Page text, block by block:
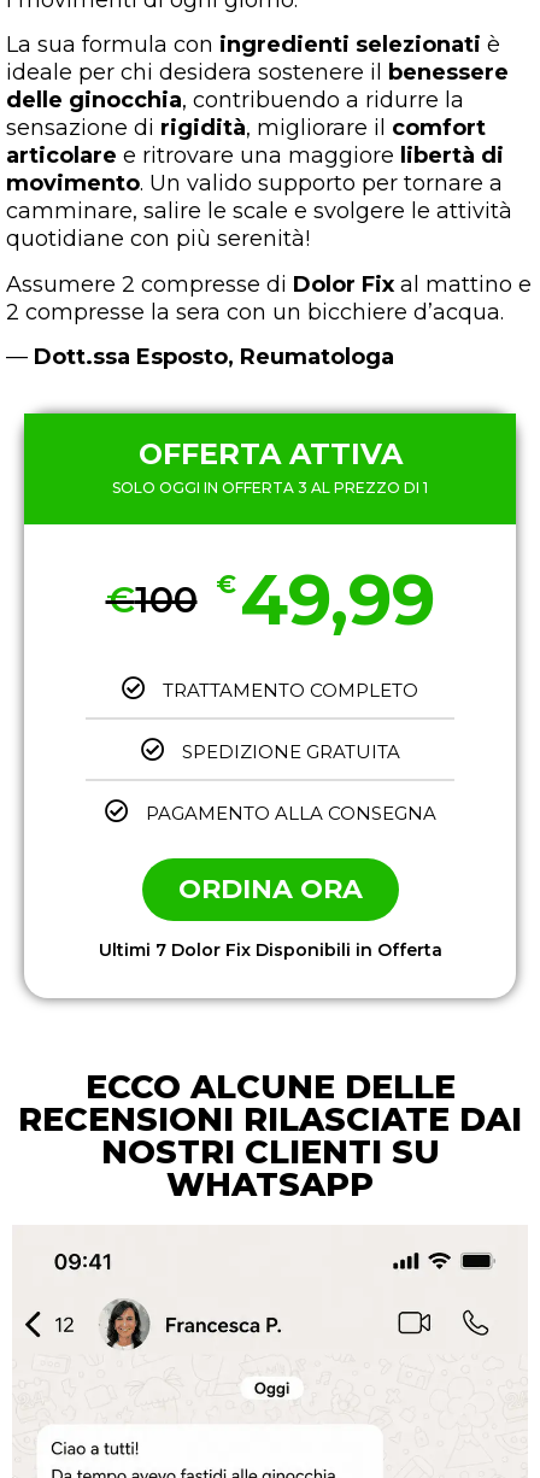
La sua formula con ingredienti selezionati è
ideale per chi desidera sostenere il benessere
delle ginocchia, contribuendo a ridurre la
sensazione di rigidità, migliorare il comfort
articolare e ritrovare una maggiore libertà di
movimento. Un valido supporto per tornare a
camminare, salire le scale e svolgere le attività
quotidiane con più serenità!
Assumere 2 compresse di Dolor Fix al mattino e
2 compresse la sera con un bicchiere d’acqua.
— Dott.ssa Esposto, Reumatologa
OFFERTA ATTIVA
SOLO OGGI IN OFFERTA 3 AL PREZZO DI 1
€100 € 49,99
TRATTAMENTO COMPLETO
SPEDIZIONE GRATUITA
PAGAMENTO ALLA CONSEGNA
ORDINA ORA
Ultimi 7 Dolor Fix Disponibili in Offerta
ECCO ALCUNE DELLE
RECENSIONI RILASCIATE DAI
NOSTRI CLIENTI SU
WHATSAPP